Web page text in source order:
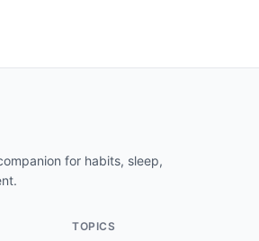
for habits, sleep,
TOPICS